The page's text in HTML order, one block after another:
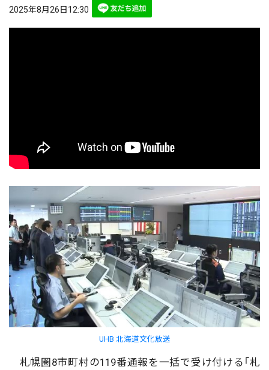
2025年8月26日12:30
UHB 北海道文化放送
札幌圏8市町村の119番通報を一括で受け付ける「札